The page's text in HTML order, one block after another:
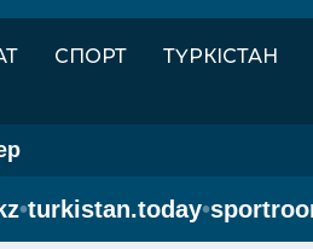
СПОРТ ТҮРКІСТАН
•turkistan.today•